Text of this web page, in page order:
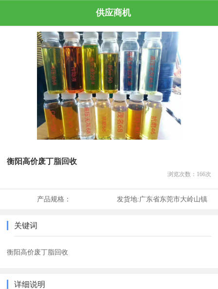
供应商机
衡阳高价废丁脂回收
浏览次数： 166次
产品规格： 发货地:广东省东莞市大岭山镇
关键词
衡阳高价废丁脂回收
详细说明